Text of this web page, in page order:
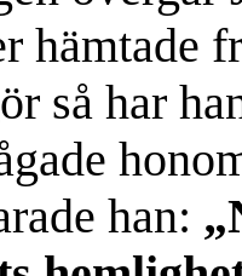
hämtade
så har
han: